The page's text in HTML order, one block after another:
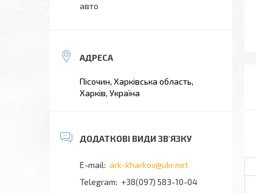
авто
Пісочин, Харківська область,
Харків, Україна
ark-kharkov@ukr.net
+38(097) 583-10-04